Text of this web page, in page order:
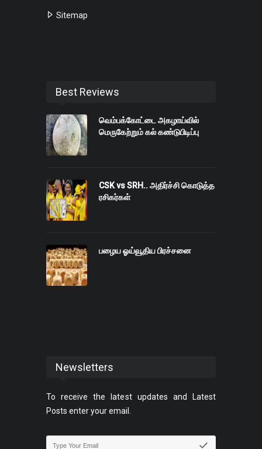
Sitemap
Best Reviews
வெம்பக்கோட்டை அகழாய்வில்
மெருகேற்றும் கல் கண்டுபிடிப்பு
CSK vs SRH.. அதிர்ச்சி கொடுத்த
ரசிகர்கள்
பழைய ஓய்வூதிய பிரச்சனை
Newsletters
To receive the latest updates and Latest
Posts enter your email.